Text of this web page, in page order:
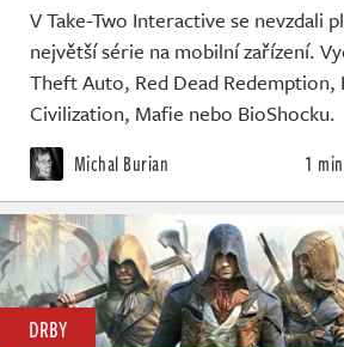
V Take-Two Interactive se nevzdali
největší série na mobilní zařízení.
Theft Auto, Red Dead Redemption,
Civilization, Mafie nebo BioShocku.
Michal Burian 1
DRBY